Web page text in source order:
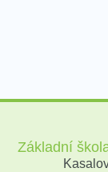
Základní